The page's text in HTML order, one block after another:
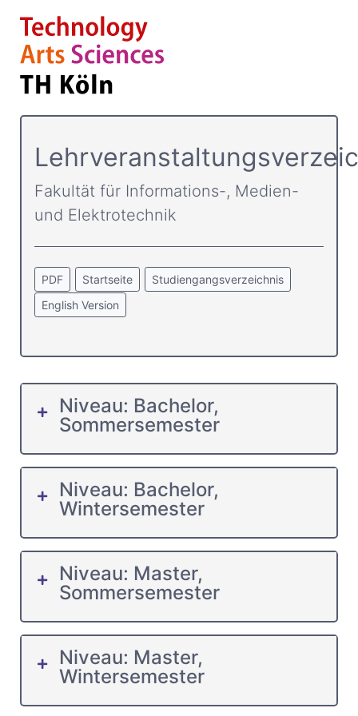
Fakultät für Informations-, Medien-
und Elektrotechnik
PDF Startseite
Studiengangsverzeichnis
English Version
Niveau: Bachelor,
Sommersemester
Niveau: Bachelor,
Wintersemester
Niveau: Master,
Sommersemester
Niveau: Master,
Wintersemester